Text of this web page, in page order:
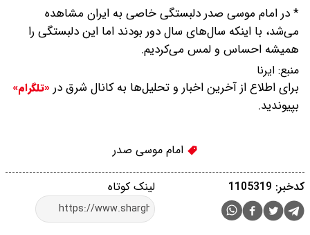
* در امام موسی صدر دلبستگی خاصی به ایران مشاهده
می‌شد، با اینکه سال‌های سال دور بودند اما این دلبستگی را
همیشه احساس و لمس می‌کردیم.
منبع: ایرنا
برای اطلاع از آخرین اخبار و تحلیل‌ها به کانال شرق در «تلگرام»
بپیوندید.
امام موسی صدر
لینک کوتاه کدخبر: 1105319